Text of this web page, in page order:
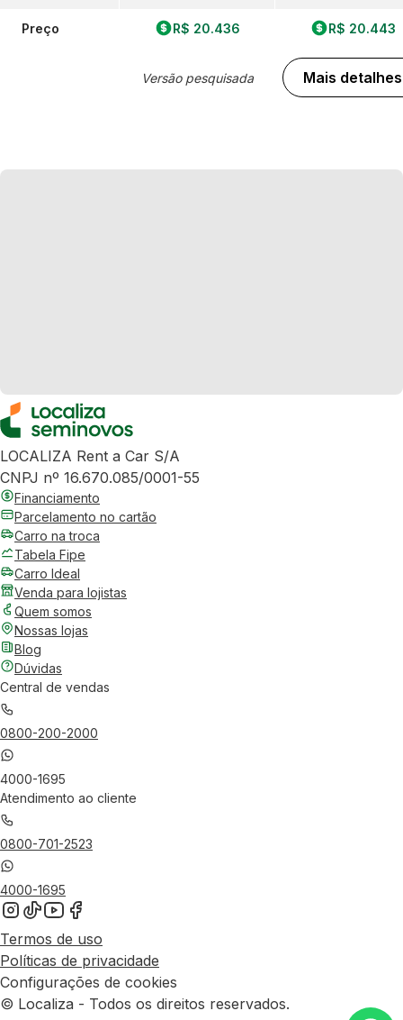
Preço R$ 20.436
Versão pesquisada
R$ 20.443
Mais detalhes
LOCALIZA Rent a Car S/A
CNPJ nº 16.670.085/0001-55
Financiamento
Parcelamento no cartão
Carro na troca
Tabela Fipe
Carro Ideal
Venda para lojistas
Quem somos
Nossas lojas
Blog
Dúvidas
Central de vendas
0800-200-2000
4000-1695
Atendimento ao cliente
0800-701-2523
4000-1695
Termos de uso
Políticas de privacidade
Configurações de cookies
© Localiza - Todos os direitos reservados.